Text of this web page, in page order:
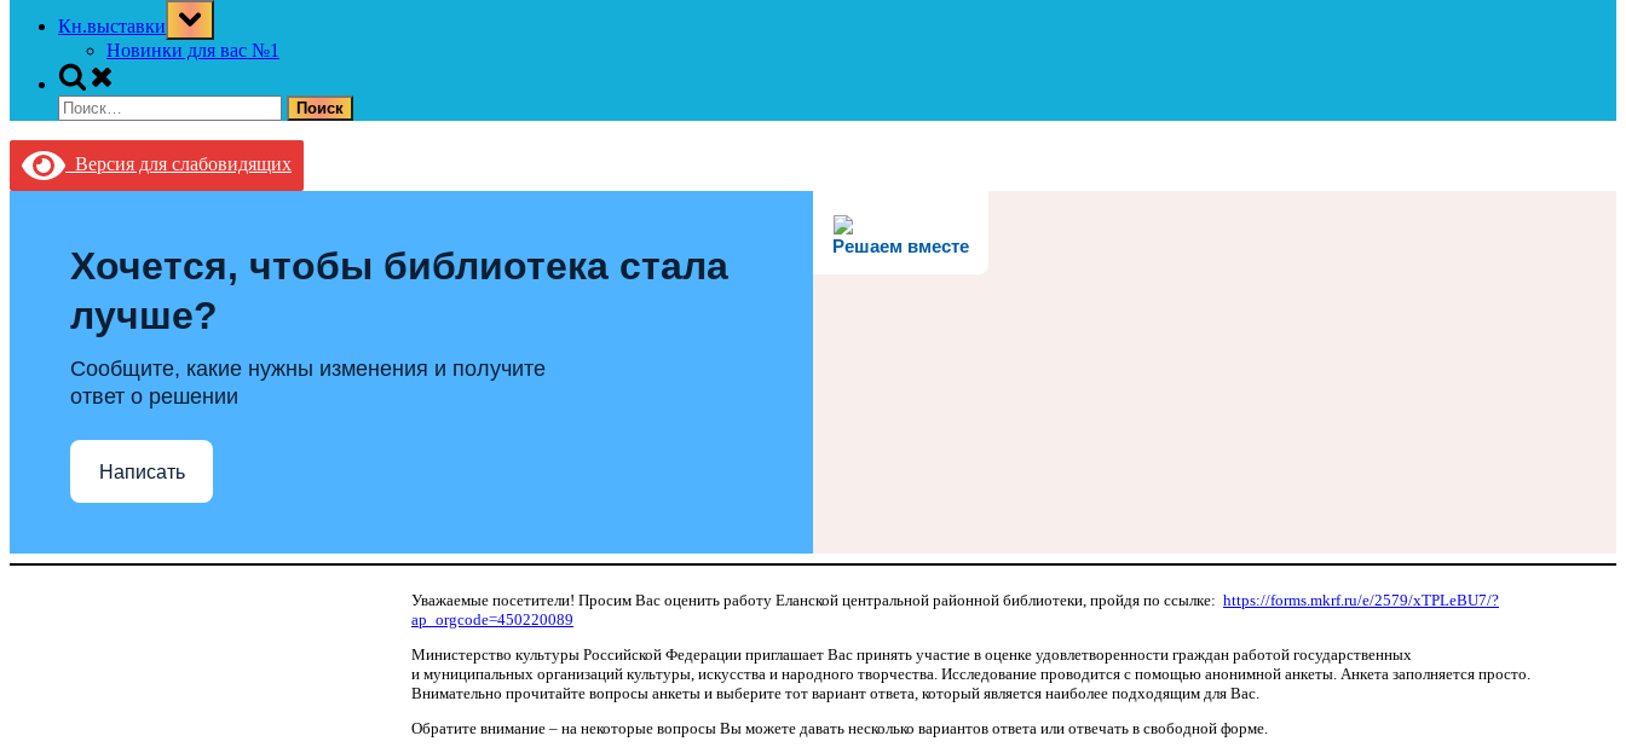
Кн.выставки
Toggle
sub-
menu
Новинки для вас №1
Toggle
search
form
Найти:
Версия для слабовидящих
Решаем вместе
Хочется, чтобы библиотека стала
лучше?
Сообщите, какие нужны изменения и получите
ответ о решении
Написать
Уважаемые посетители! Просим Вас оценить работу Еланской центральной районной библиотеки, пройдя по ссылке: https://forms.mkrf.ru/e/2579/xTPLeBU7/?
ap_orgcode=450220089
Министерство культуры Российской Федерации приглашает Вас принять участие в оценке удовлетворенности граждан работой государственных
и муниципальных организаций культуры, искусства и народного творчества. Исследование проводится с помощью анонимной анкеты. Анкета заполняется просто.
Внимательно прочитайте вопросы анкеты и выберите тот вариант ответа, который является наиболее подходящим для Вас.
Обратите внимание – на некоторые вопросы Вы можете давать несколько вариантов ответа или отвечать в свободной форме.